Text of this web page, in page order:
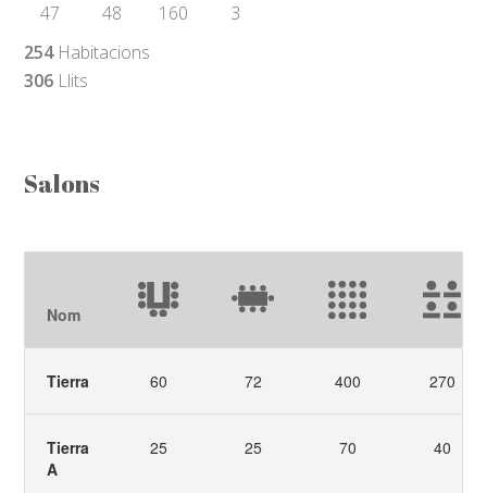
47 48 160
3
254Habitacions
306 Llits
Salons
Nom
Tierra 60 72 400 270
Tierra
A
25 25 70 40